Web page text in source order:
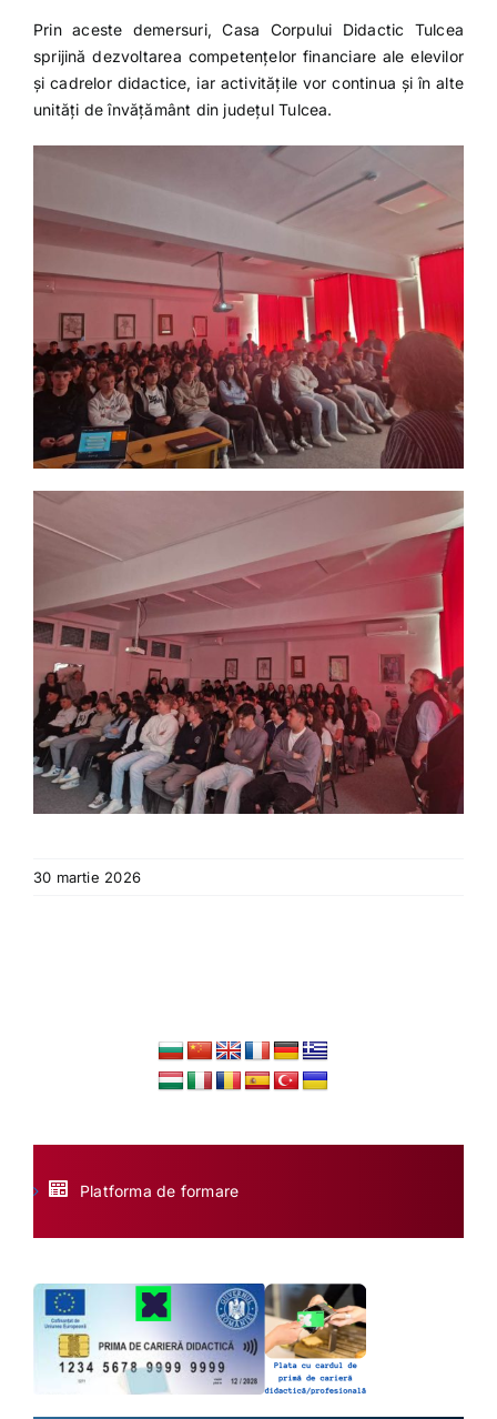
Prin aceste demersuri,Casa Corpului Didactic Tulcea
sprijină dezvoltarea competențelor financiare ale elevilor
și cadrelor didactice, iar activitățile vor continua și în alte
unități de învățământ din județul Tulcea.
30 martie 2026
Platforma de formare